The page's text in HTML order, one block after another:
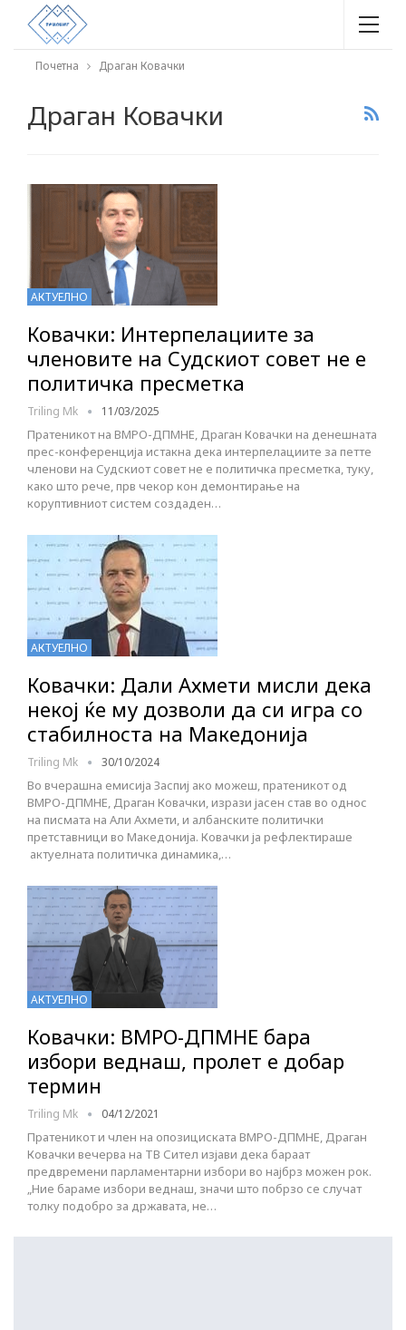
Почетна Драган Ковачки
Драган Ковачки
АКТУЕЛНО
Ковачки: Интерпелациите за
членовите на Судскиот совет не е
политичка пресметка
Triling Mk 11/03/2025
Пратеникот на ВМРО-ДПМНЕ, Драган Ковачки на денешната
прес-конференција истакна дека интерпелациите за петте
членови на Судскиот совет не е политичка пресметка, туку,
како што рече, прв чекор кон демонтирање на
коруптивниот систем создаден…
АКТУЕЛНО
Ковачки: Дали Ахмети мисли дека
некој ќе му дозволи да си игра со
стабилноста на Македонија
Triling Mk 30/10/2024
Во вчерашна емисија Заспиј ако можеш, пратеникот од
ВМРО-ДПМНЕ, Драган Ковачки, изрази јасен став во однос
на писмата на Али Ахмети, и албанските политички
претставници во Македонија. Ковачки ја рефлектираше
актуелната политичка динамика,…
АКТУЕЛНО
Ковачки: ВМРО-ДПМНЕ бара
избори веднаш, пролет е добар
термин
Triling Mk 04/12/2021
Пратеникот и член на опозициската ВМРО-ДПМНЕ, Драган
Ковачки вечерва на ТВ Сител изјави дека бараат
предвремени парламентарни избори во најбрз можен рок.
„Ние бараме избори веднаш, значи што побрзо се случат
толку подобро за државата, не…